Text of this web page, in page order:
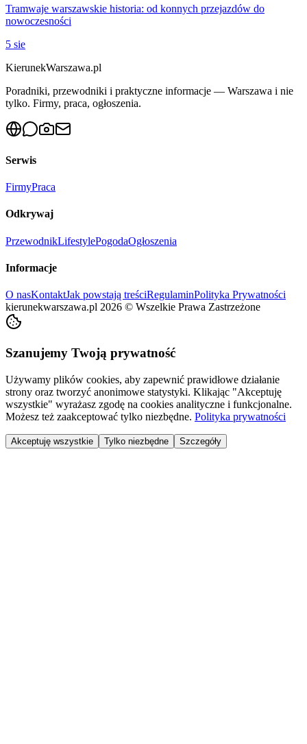
Tramwaje warszawskie historia: od konnych przejazdów do
nowoczesności
5 sie
KierunekWarszawa.pl
Poradniki, przewodniki i praktyczne informacje — Warszawa i nie
tylko. Firmy, praca, ogłoszenia.
Serwis
FirmyPraca
Odkrywaj
PrzewodnikLifestylePogodaOgłoszenia
Informacje
O nasKontaktJak powstają treściRegulaminPolityka Prywatności
kierunekwarszawa.pl 2026 © Wszelkie Prawa Zastrzeżone
Szanujemy Twoją prywatność
Używamy plików cookies, aby zapewnić prawidłowe działanie
strony oraz tworzyć anonimowe statystyki. Klikając "Akceptuję
wszystkie" wyrażasz zgodę na cookies analityczne i funkcjonalne.
Możesz też zaakceptować tylko niezbędne. Polityka prywatności
Akceptuję wszystkie Tylko niezbędne Szczegóły